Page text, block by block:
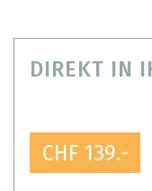
DIREKT IN
CHF 139.-